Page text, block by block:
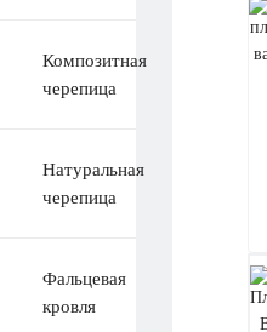
Композитная
черепица
Натуральная
черепица
Фальцевая
кровля